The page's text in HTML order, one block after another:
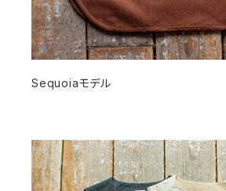
Sequoiaモデル